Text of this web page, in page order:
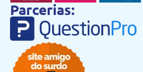
Parcerias: